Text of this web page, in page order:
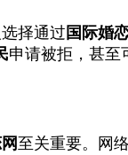
择通过 国际婚
申请被拒，甚至
至关重要。网